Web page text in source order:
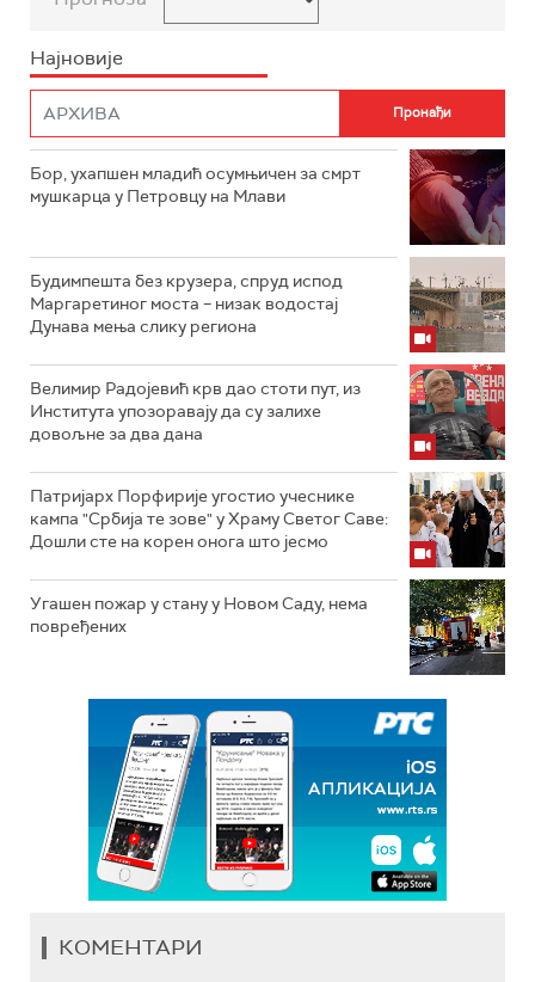
Најновије
Бор, ухапшен младић осумњичен за смрт
мушкарца у Петровцу на Млави
Будимпешта без крузера, спруд испод
Маргаретиног моста – низак водостај
Дунава мења слику региона
Велимир Радојевић крв дао стоти пут, из
Института упозоравају да су залихе
довољне за два дана
Патријарх Порфирије угостио учеснике
кампа "Србија те зове" у Храму Светог Саве:
Дошли сте на корен онога што јесмо
Угашен пожар у стану у Новом Саду, нема
повређених
КОМЕНТАРИ